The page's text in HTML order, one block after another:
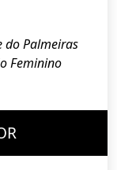
do Palmeiras
Feminino